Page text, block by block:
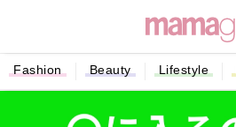
Fashion Beauty Lifestyle